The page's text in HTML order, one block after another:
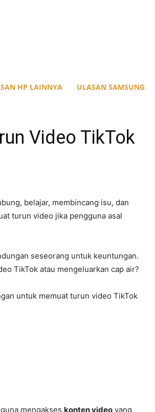
HP LAINNYA ULASAN SAMSUNG
Video TikTok
belajar, membincang isu, dan
turun video jika pengguna asal
seseorang untuk keuntungan.
TikTok atau mengeluarkan cap air?
untuk memuat turun video TikTok
mengakses konten video yang